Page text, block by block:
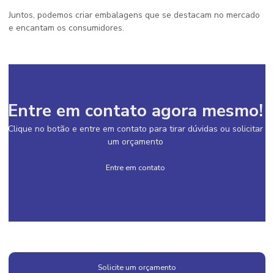
Juntos, podemos criar embalagens que se destacam no mercado
e encantam os consumidores.
Entre em contato agora mesmo!
Clique no botão e entre em contato para tirar dúvidas ou solicitar
um orçamento
Entre em contato
Solicite um orçamento